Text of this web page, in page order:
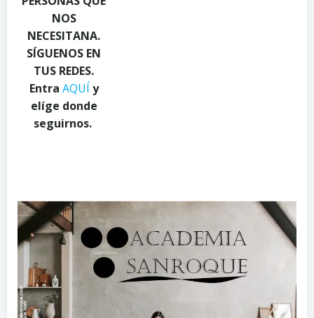
NOS
NECESITANA.
SÍGUENOS EN
TUS REDES.
Entra AQUÍ y
elíge donde
seguirnos.